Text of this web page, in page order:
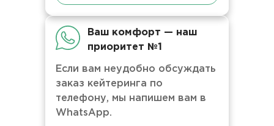
Ваш комфорт — наш
приоритет №1
Если вам неудобно обсуждать
заказ кейтеринга по
телефону, мы напишем вам в
WhatsApp.